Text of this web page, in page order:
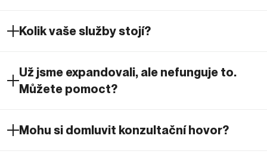
Kolik vaše služby stojí?
Už jsme expandovali, ale nefunguje to.
Můžete pomoct?
Mohu si domluvit konzultační hovor?